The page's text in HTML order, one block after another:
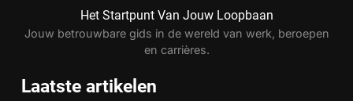
operator? Salaris, factoren en
doorgroeimogelijkheden
TECHNIEK, PRODUCTIE EN BOUW
Een frisse kijk op menselijke
Het Startpunt Van Jouw Loopbaan
Jouw betrouwbare gids in de wereld van werk, beroepen
en carrières.
Laatste artikelen